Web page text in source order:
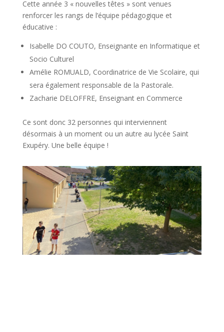
Cette année 3 « nouvelles têtes » sont venues
renforcer les rangs de l’équipe pédagogique et
éducative :
Isabelle DO COUTO, Enseignante en Informatique et
Socio Culturel
Amélie ROMUALD, Coordinatrice de Vie Scolaire, qui
sera également responsable de la Pastorale.
Zacharie DELOFFRE, Enseignant en Commerce
Ce sont donc 32 personnes qui interviennent
désormais à un moment ou un autre au lycée Saint
Exupéry. Une belle équipe !